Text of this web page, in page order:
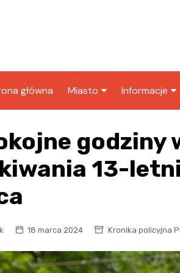
główna Miasto
Wydarzenia
Kronika policyjna
Informacje
Podróże
Biznes
godziny
13-
18 marca 2024 Kronika policyjna